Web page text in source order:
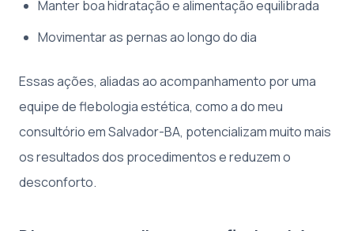
Manter boa hidratação e alimentação equilibrada
Movimentar as pernas ao longo do dia
Essas ações, aliadas ao acompanhamento por uma
equipe de flebologia estética, como a do meu
consultório em Salvador-BA, potencializam muito mais
os resultados dos procedimentos e reduzem o
desconforto.